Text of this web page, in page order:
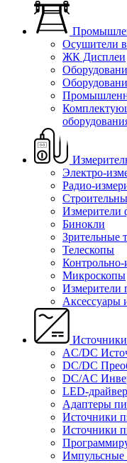
Осушители
ЖК Дисплеи
Электро-
Радио-
Измерители
Бинокли
Зрительные
Телескопы
Микроскопы
Измерители
Аксессуары
AC/DC
DC/DC
DC/AC
LED-
Адаптеры
Источники
Источники
Импульсные